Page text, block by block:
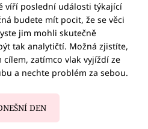
víří poslední události týkající
budete mít pocit, že se věci
jim mohli skutečně
tak analytičtí. Možná zjistíte,
cílem, zatímco vlak vyjíždí ze
a nechte problém za sebou.
DEN